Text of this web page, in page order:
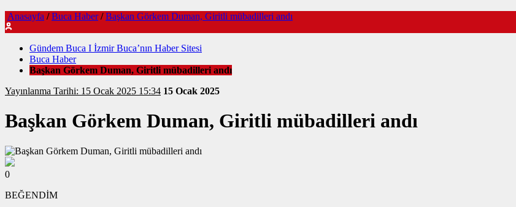
Anasayfa / Buca Haber / Başkan Görkem Duman, Giritli mübadilleri andı
Gündem Buca I İzmir Buca’nın Haber Sitesi
Buca Haber
Başkan Görkem Duman, Giritli mübadilleri andı
Yayınlanma Tarihi: 15 Ocak 2025 15:34 15 Ocak 2025
Başkan Görkem Duman, Giritli mübadilleri andı
0
BEĞENDİM